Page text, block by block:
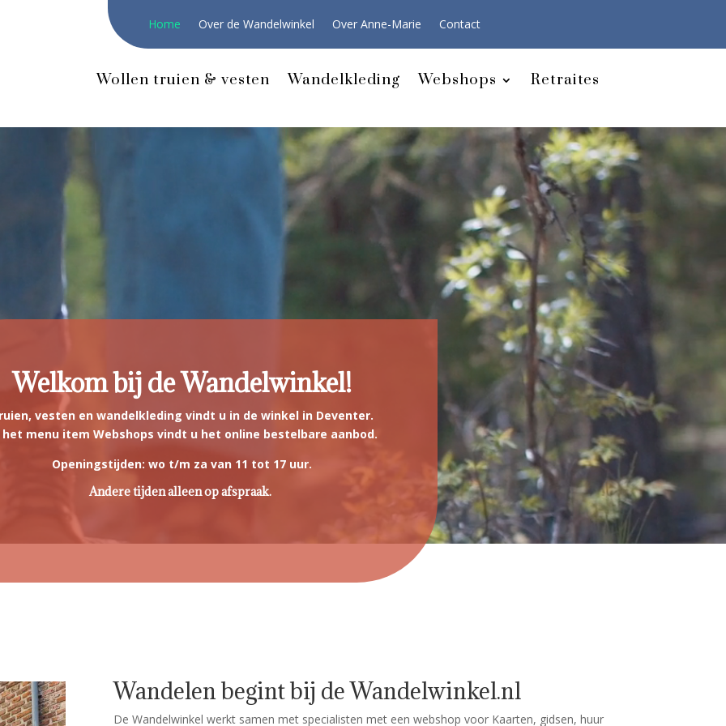
Home Over de Wandelwinkel Over Anne-Marie Contact
Wollen truien & vesten Wandelkleding Webshops Retraites
Welkom bij de Wandelwinkel!
vesten en wandelkleding vindt u in de winkel in Deventer.
het menu item Webshops vindt u het online bestelbare aanbod.
Openingstijden: wo t/m za van 11 tot 17 uur.
Andere tijden alleen op afspraak.
Wandelen begint bij de Wandelwinkel.nl
De Wandelwinkel werkt samen met specialisten met een webshop voor Kaarten, gidsen, huur